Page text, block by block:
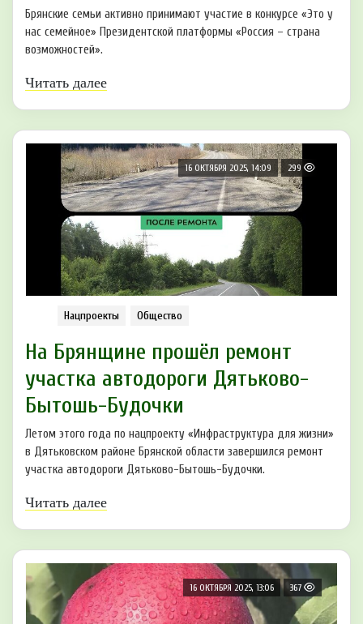
Брянские семьи активно принимают участие в конкурсе «Это у
нас семейное» Президентской платформы «Россия – страна
возможностей».
Читать далее
16 ОКТЯБРЯ 2025, 14:09 299
Нацпроекты Общество
На Брянщине прошёл ремонт
участка автодороги Дятьково-
Бытошь-Будочки
Летом этого года по нацпроекту «Инфраструктура для жизни»
в Дятьковском районе Брянской области завершился ремонт
участка автодороги Дятьково-Бытошь-Будочки.
Читать далее
16 ОКТЯБРЯ 2025, 13:06 367